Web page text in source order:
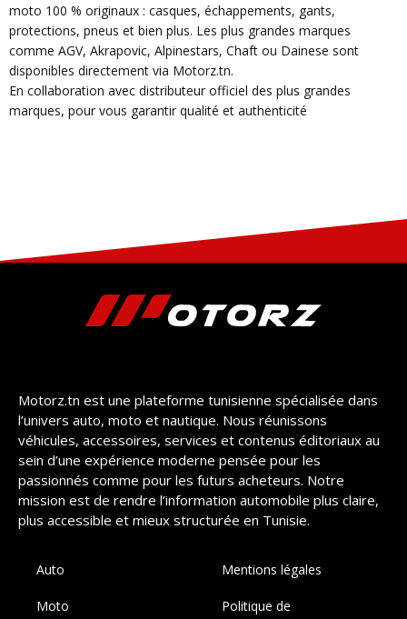
moto 100 % originaux : casques, échappements, gants,
protections, pneus et bien plus. Les plus grandes marques
comme AGV, Akrapovic, Alpinestars, Chaft ou Dainese sont
disponibles directement via Motorz.tn.
En collaboration avec distributeur officiel des plus grandes
marques, pour vous garantir qualité et authenticité
Motorz.tn est une plateforme tunisienne spécialisée dans
l’univers auto, moto et nautique. Nous réunissons
véhicules, accessoires, services et contenus éditoriaux au
sein d’une expérience moderne pensée pour les
passionnés comme pour les futurs acheteurs. Notre
mission est de rendre l’information automobile plus claire,
plus accessible et mieux structurée en Tunisie.
Auto
Moto
Mentions légales
Politique de